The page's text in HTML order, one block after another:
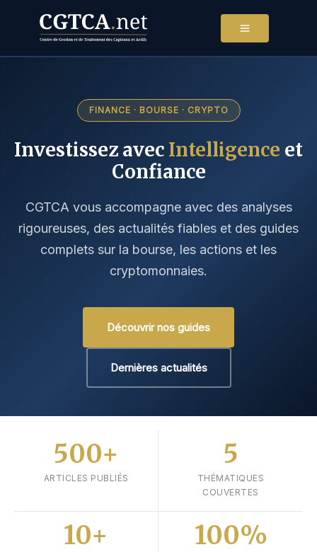
FINANCE · BOURSE · CRYPTO
Investissez avec Intelligence et
Confiance
CGTCA vous accompagne avec des analyses
rigoureuses, des actualités fiables et des guides
complets sur la bourse, les actions et les
cryptomonnaies.
Découvrir nos guides
Dernières actualités
500+
ARTICLES PUBLIÉS
5
THÉMATIQUES
COUVERTES
10+ 100%